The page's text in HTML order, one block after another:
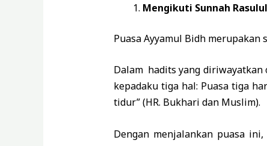
Mengikuti Sunnah
Puasa Ayyamul Bidh merupakan
Dalam hadits yang diriwayatkan
kepadaku tiga hal: Puasa tiga
tidur” (HR. Bukhari dan Muslim).
Dengan menjalankan puasa